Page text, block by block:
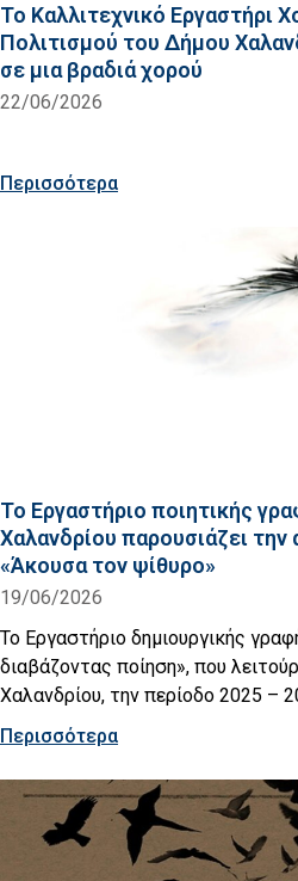
Το Καλλιτεχνικό Εργαστήρι
Πολιτισμού του Δήμου
σε μια βραδιά χορού
22/06/2026
Περισσότερα
Το Εργαστήριο ποιητικής
Χαλανδρίου παρουσιάζει την
«Άκουσα τον ψίθυρο»
19/06/2026
Το Εργαστήριο δημιουργικής
διαβάζοντας ποίηση», που
Χαλανδρίου, την περίοδο 2025 –
Περισσότερα